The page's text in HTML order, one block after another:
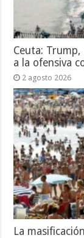
Ceuta:
a la ofensiva
2 agosto 2026
La